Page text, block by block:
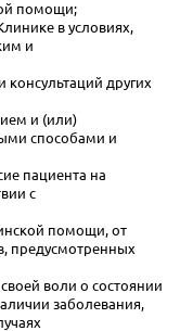
помощи;
в условиях,
и
других
и (или)
способами и
пациента на
с
помощи, от
предусмотренных
воли о состоянии
заболевания,